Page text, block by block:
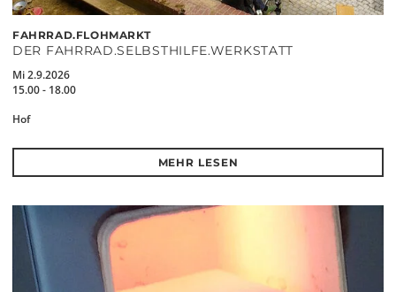
FAHRRAD.FLOHMARKT
DER FAHRRAD.SELBSTHILFE.WERKSTATT
Mi 2.9.2026
15.00 - 18.00
Hof
MEHR LESEN